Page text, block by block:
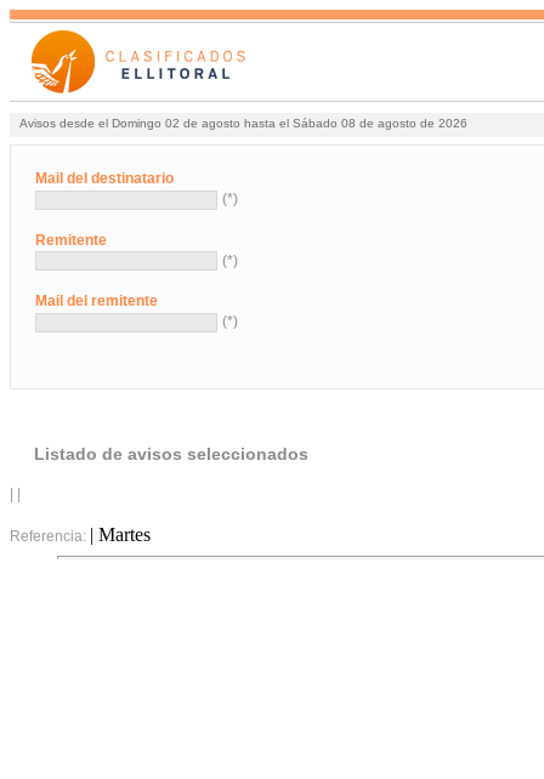
Avisos desde el Domingo 02 de agosto hasta el Sábado 08 de agosto de 2026
Mail del destinatario
(*)
Remitente
(*)
Mail del remitente
(*)
Listado de avisos seleccionados
Referencia: | Martes